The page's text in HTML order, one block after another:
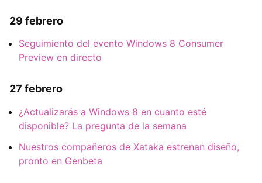
29 febrero
Seguimiento del evento Windows 8 Consumer
Preview en directo
27 febrero
¿Actualizarás a Windows 8 en cuanto esté
disponible? La pregunta de la semana
Nuestros compañeros de Xataka estrenan diseño,
pronto en Genbeta